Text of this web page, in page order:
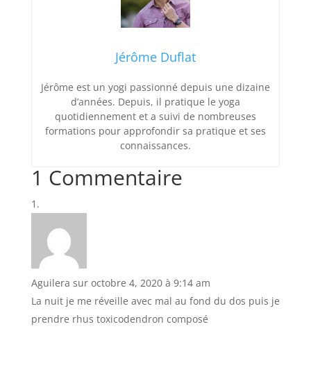
Jérôme Duflat
Jérôme est un yogi passionné depuis une dizaine
d’années. Depuis, il pratique le yoga
quotidiennement et a suivi de nombreuses
formations pour approfondir sa pratique et ses
connaissances.
1 Commentaire
Aguilera sur octobre 4, 2020 à 9:14 am
La nuit je me réveille avec mal au fond du dos puis je
prendre rhus toxicodendron composé